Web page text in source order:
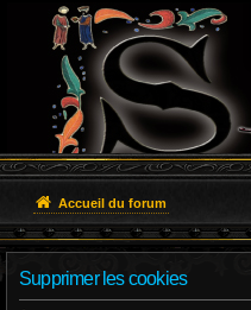
Accueil du forum
Supprimer les cookies